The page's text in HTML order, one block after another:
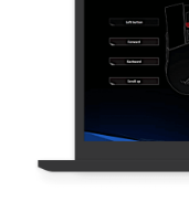
Taoyuan
App -